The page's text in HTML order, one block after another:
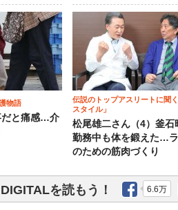
物語
だと痛感…介
伝説のトップアスリートに聞
スタイル」
松尾雄二さん（4）釜石
勤務中も体を鍛えた…
のための筋肉づくり
を読もう！ 6.6万